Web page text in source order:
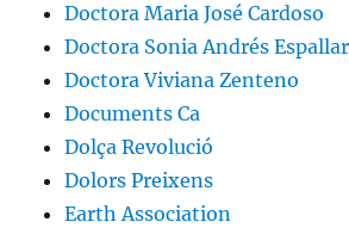
Doctora Maria José Cardoso
Doctora Sonia Andrés
Doctora Viviana Zenteno
Documents Ca
Dolça Revolució
Dolors Preixens
Earth Association